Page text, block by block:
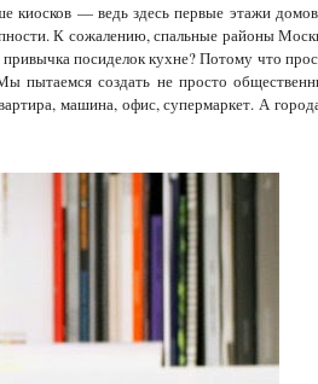
киосков — ведь здесь первые этажи
К сожалению, спальные районы
посиделок кухне? Потому что
пытаемся создать не просто
машина, офис, супермаркет. А